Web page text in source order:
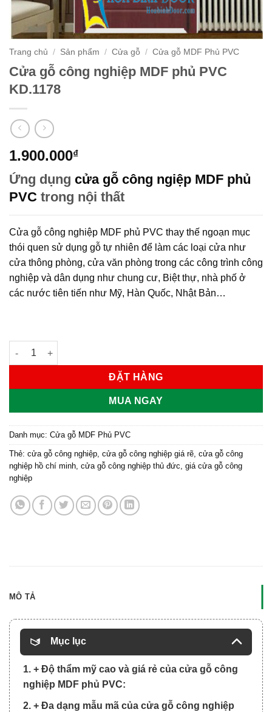
Trang chủ / Sản phẩm / Cửa gỗ / Cửa gỗ MDF Phủ PVC
Cửa gỗ công nghiệp MDF phủ PVC
KD.1178
1.900.000₫
Ứng dụng cửa gỗ công ngiệp MDF phủ
PVC trong nội thất
Cửa gỗ công nghiệp MDF phủ PVC thay thế ngoạn mục
thói quen sử dụng gỗ tự nhiên để làm các loại cửa như
cửa thông phòng, cửa văn phòng trong các công trình công
nghiệp và dân dụng như chung cư, Biệt thự, nhà phố ở
các nước tiên tiến như Mỹ, Hàn Quốc, Nhật Bản…
Cửa gỗ công nghiệp MDF phủ PVC KD.1178 số lượng
ĐẶT HÀNG
MUA NGAY
Danh mục: Cửa gỗ MDF Phủ PVC
Thẻ: cửa gỗ công nghiệp, cửa gỗ công nghiệp giá rẽ, cửa gỗ công
nghiệp hồ chí minh, cửa gỗ công nghiệp thủ đức, giá cửa gỗ công
nghiệp
MÔ TẢ
Mục lục
1. + Độ thẩm mỹ cao và giá rẻ của cửa gỗ công
nghiệp MDF phủ PVC:
2. + Đa dạng mẫu mã của cửa gỗ công nghiệp